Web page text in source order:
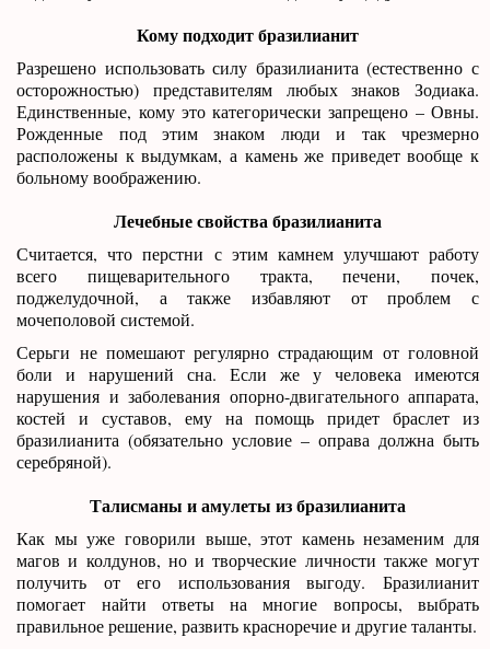
Кому подходит бразилианит
Разрешено использовать силу бразилианита (естественно с
осторожностью) представителям любых знаков Зодиака.
Единственные, кому это категорически запрещено – Овны.
Рожденные под этим знаком люди и так чрезмерно
расположены к выдумкам, а камень же приведет вообще к
больному воображению.
Лечебные свойства бразилианита
Считается, что перстни с этим камнем улучшают работу
всего пищеварительного тракта, печени, почек,
поджелудочной, а также избавляют от проблем с
мочеполовой системой.
Серьги не помешают регулярно страдающим от головной
боли и нарушений сна. Если же у человека имеются
нарушения и заболевания опорно-двигательного аппарата,
костей и суставов, ему на помощь придет браслет из
бразилианита (обязательно условие – оправа должна быть
серебряной).
Талисманы и амулеты из бразилианита
Как мы уже говорили выше, этот камень незаменим для
магов и колдунов, но и творческие личности также могут
получить от его использования выгоду. Бразилианит
помогает найти ответы на многие вопросы, выбрать
правильное решение, развить красноречие и другие таланты.